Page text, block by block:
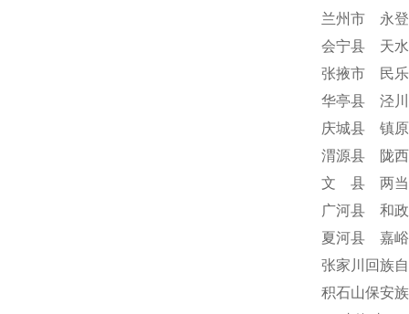
兰州市 永
会宁县 天
张掖市 民
华亭县 泾
庆城县 镇
渭源县 陇
文 县 两
广河县 和
夏河县 嘉
张家川回族
积石山保安